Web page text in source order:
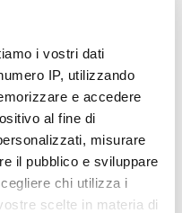
i vostri dati
IP, utilizzando
e accedere
al fine di
misurare
il pubblico e sviluppare
chi utilizza i
scelte in materia di